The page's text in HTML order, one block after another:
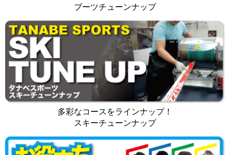
ブーツチューンナップ
多彩なコースをラインナップ！
スキーチューンナップ